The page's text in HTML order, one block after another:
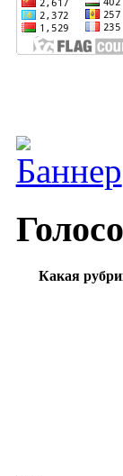
Какая